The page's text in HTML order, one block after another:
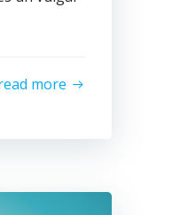
more